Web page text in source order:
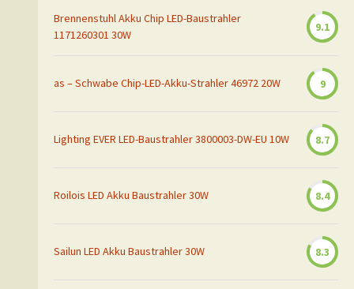
Brennenstuhl Akku Chip LED-Baustrahler
1171260301 30W
9.1
as – Schwabe Chip-LED-Akku-Strahler 46972 20W 9
Lighting EVER LED-Baustrahler 3800003-DW-EU 10W 8.7
Roilois LED Akku Baustrahler 30W 8.4
Sailun LED Akku Baustrahler 30W 8.3